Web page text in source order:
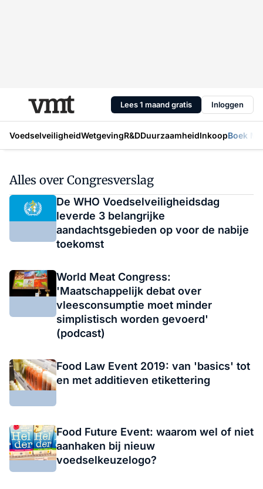
Lees 1 maand gratis Inloggen
VoedselveiligheidWetgevingR&DDuurzaamheidInkoopBoek
Alles over Congresverslag
De WHO Voedselveiligheidsdag
leverde 3 belangrijke
aandachtsgebieden op voor de nabije
toekomst
World Meat Congress:
'Maatschappelijk debat over
vleesconsumptie moet minder
simplistisch worden gevoerd'
(podcast)
Food Law Event 2019: van 'basics' tot
en met additieven etikettering
Food Future Event: waarom wel of niet
aanhaken bij nieuw
voedselkeuzelogo?